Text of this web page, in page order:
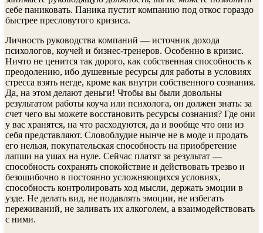
себе паниковать. Паника пустит компанию под откос гораздо
быстрее пресловутого кризиса.
Личность руководства компаний — источник дохода
психологов, коучей и бизнес-тренеров. Особенно в кризис.
Ничто не ценится так дорого, как собственная способность к
преодолению, ибо душевные ресурсы для работы в условиях
стресса взять негде, кроме как внутри собственного сознания.
Да, на этом делают деньги! Чтобы вы были довольны
результатом работы коуча или психолога, он должен знать: за
счет чего вы можете восстановить ресурсы сознания? Где они
у вас хранятся, на что расходуются, да и вообще что они из
себя представляют. Словоблудие нынче не в моде и продать
его нельзя, покупательская способность на приобретение
лапши на ушах на нуле. Сейчас платят за результат —
способность сохранять спокойствие и действовать трезво и
безошибочно в постоянно усложняющихся условиях,
способность контролировать ход мысли, держать эмоции в
узде. Не делать вид, не подавлять эмоции, не избегать
переживаний, не заливать их алкоголем, а взаимодействовать
с ними.